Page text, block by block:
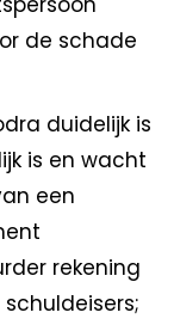
de schade
duidelijk is
is en wacht
een
rekening